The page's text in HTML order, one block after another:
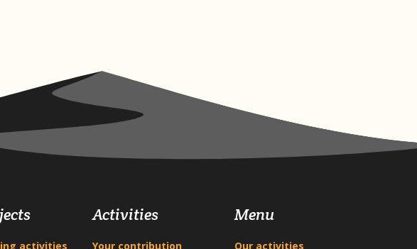
activities
Activities
Your contribution
Menu
Our activities